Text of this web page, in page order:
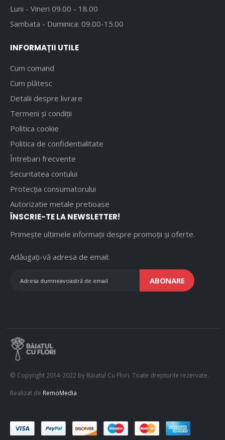
Luni - Vineri 09.00 - 18.00
Sambata - Duminica: 09.00-15.00
INFORMAȚII UTILE
Cum comand
Cum plătesc
Detalii despre livrare
Termeni și condiții
Politica cookie
Politica de confidentialitate
Întrebari frecvente
Securitatea contului
Protecția consumatorului
Autorizatie metale pretioase
ÎNSCRIE-TE LA NEWSLETTER!
Primește ultimele informații despre promoții și oferte.
Adăugați-vă adresa de email:
ABONARE
© Copyright 2014-2022 by Băiatul Cu Flori. Toate drepturile rezervate.
Realizat de RemoMedia